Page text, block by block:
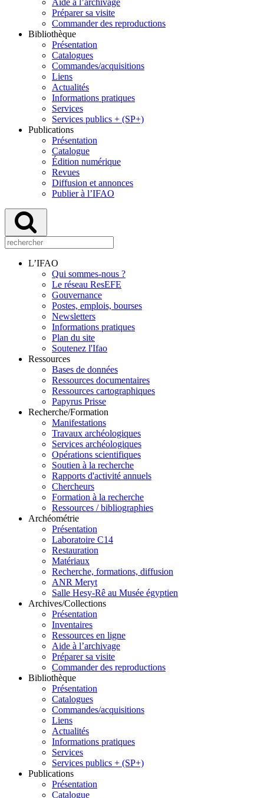
Préparer sa visite
Commander des reproductions
Bibliothèque
Présentation
Catalogues
Commandes/acquisitions
Liens
Actualités
Informations pratiques
Services
Services publics + (SP+)
Publications
Présentation
Catalogue
Édition numérique
Revues
Diffusion et annonces
Publier à l’IFAO
L’IFAO
Qui sommes-nous ?
Le réseau ResEFE
Gouvernance
Postes, emplois, bourses
Newsletters
Informations pratiques
Plan du site
Soutenez l'Ifao
Ressources
Bases de données
Ressources documentaires
Ressources cartographiques
Papyrus Prisse
Recherche/Formation
Manifestations
Travaux archéologiques
Services archéologiques
Opérations scientifiques
Soutien à la recherche
Rapports d'activité annuels
Chercheurs
Formation à la recherche
Ressources / bibliographies
Archéométrie
Présentation
Laboratoire C14
Restauration
Matériaux
Recherche, formations, diffusion
ANR Meryt
Salle Hesy-Rê au Musée égyptien
Archives/Collections
Présentation
Inventaires
Ressources en ligne
Aide à l’archivage
Préparer sa visite
Commander des reproductions
Bibliothèque
Présentation
Catalogues
Commandes/acquisitions
Liens
Actualités
Informations pratiques
Services
Services publics + (SP+)
Publications
Présentation
Catalogue